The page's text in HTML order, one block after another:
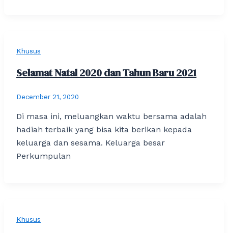
Khusus
Selamat Natal 2020 dan Tahun Baru 2021
December 21, 2020
Di masa ini, meluangkan waktu bersama adalah
hadiah terbaik yang bisa kita berikan kepada
keluarga dan sesama. Keluarga besar
Perkumpulan
Khusus